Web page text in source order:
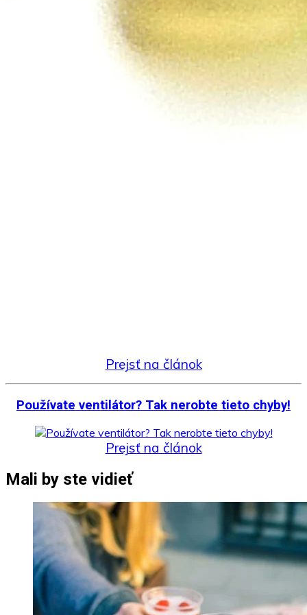
Prejsť na článok
Používate ventilátor? Tak nerobte tieto chyby!
Prejsť na článok
Mali by ste vidieť